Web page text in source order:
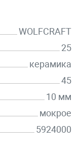
WOLFCRAFT
25
керамика
45
10 мм
мокрое
5924000